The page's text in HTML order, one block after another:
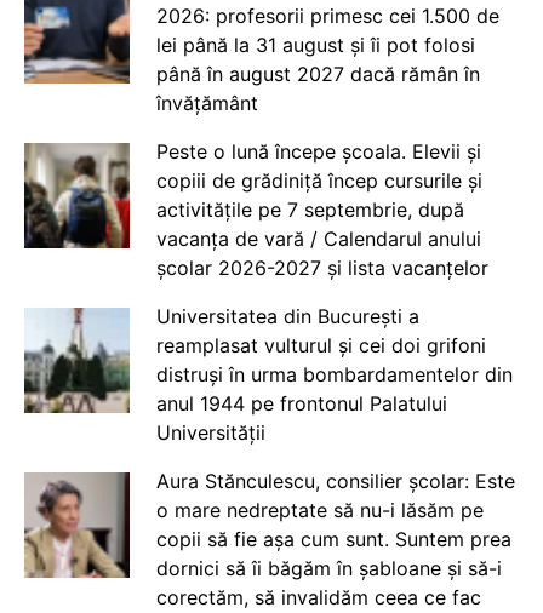
2026: profesorii primesc cei 1.500 de
lei până la 31 august și îi pot folosi
până în august 2027 dacă rămân în
învățământ
Peste o lună începe școala. Elevii și
copiii de grădiniță încep cursurile și
activitățile pe 7 septembrie, după
vacanța de vară / Calendarul anului
școlar 2026-2027 și lista vacanțelor
Universitatea din București a
reamplasat vulturul și cei doi grifoni
distruși în urma bombardamentelor din
anul 1944 pe frontonul Palatului
Universității
Aura Stănculescu, consilier școlar: Este
o mare nedreptate să nu-i lăsăm pe
copii să fie așa cum sunt. Suntem prea
dornici să îi băgăm în șabloane și să-i
corectăm, să invalidăm ceea ce fac